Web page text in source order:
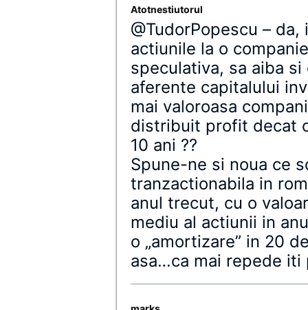
Atotnestiutorul
@TudorPopescu –
actiunile la o
speculativa, sa aiba
aferente capitalului
mai valoroasa
distribuit profit decat
10 ani ??
Spune-ne si noua ce
tranzactionabila in
anul trecut, cu o
mediu al actiunii in
o „amortizare” in 20
asa…ca mai repede iti